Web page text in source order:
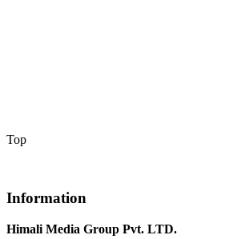
Top
Information
Himali Media Group Pvt. LTD.